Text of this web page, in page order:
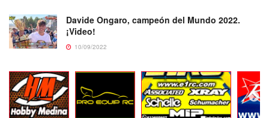
Davide Ongaro, campeón del Mundo 2022.
¡Video!
10/09/2022